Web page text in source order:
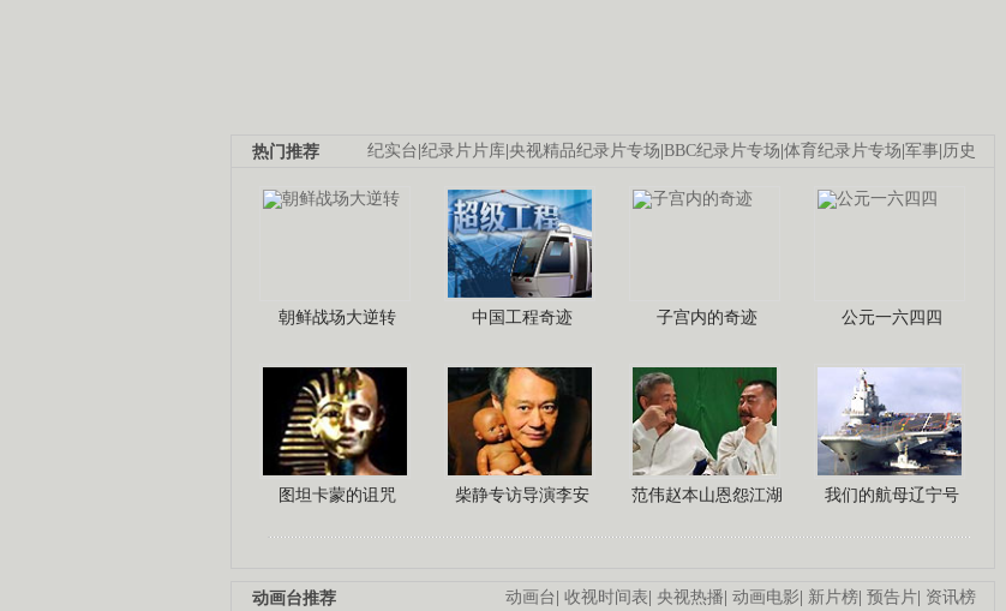
纪实台|纪录片片库|央视精品纪录片专场|BBC纪录片专场|体育纪录片专场|军事| 历史
热门推荐
朝鲜战场大逆转 中国工程奇迹 子宫内的奇迹 公元一六四四
图坦卡蒙的诅咒 柴静专访导演李安 范伟赵本山恩怨江湖 我们的航母辽宁号
动画台| 收视时间表| 央视热播| 动画电影| 新片榜| 预告片| 资讯榜
动画台推荐